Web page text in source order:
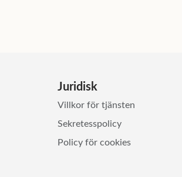
Juridisk
Villkor för tjänsten
Sekretesspolicy
Policy för cookies